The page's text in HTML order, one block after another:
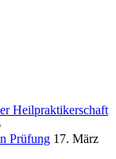
Heilpraktikerschaft
Prüfung 17. März